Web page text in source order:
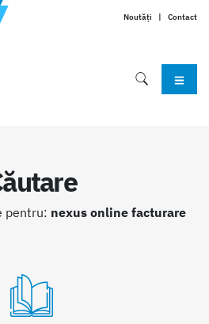
Noutăți | Contact
pentru: nexus online facturare